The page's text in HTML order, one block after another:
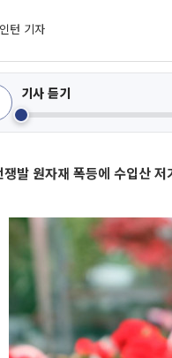
턴 기자
기사 듣기
쟁발 원자재 폭등에 수입산